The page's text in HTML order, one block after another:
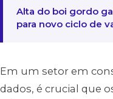
Alta do boi gordo
para novo ciclo de
Em um setor em
dados, é crucial que